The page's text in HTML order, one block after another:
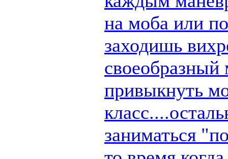
на моба или
заходишь
своеобразный
привыкнуть
заниматься